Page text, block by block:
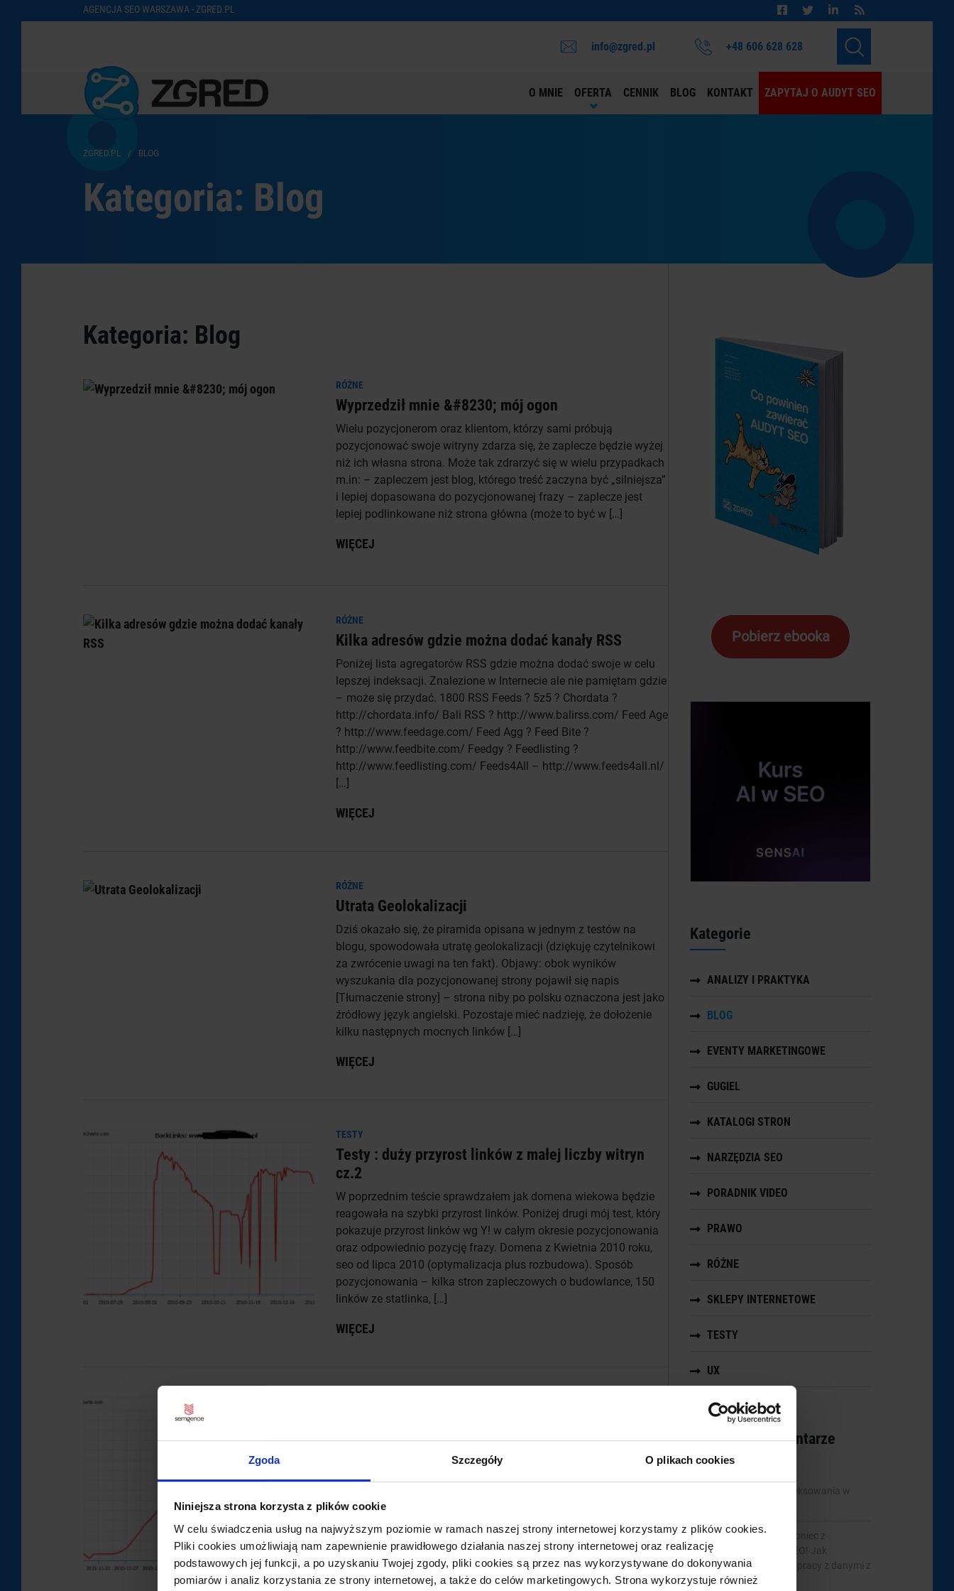
Zgoda Szczegóły O plikach cookies
Niniejsza strona korzysta z plików cookie
W celu świadczenia usług na najwyższym poziomie w ramach naszej strony internetowej korzystamy z plików cookies.
Pliki cookies umożliwiają nam zapewnienie prawidłowego działania naszej strony internetowej oraz realizację
podstawowych jej funkcji, a po uzyskaniu Twojej zgody, pliki cookies są przez nas wykorzystywane do dokonywania
pomiarów i analiz korzystania ze strony internetowej, a także do celów marketingowych. Strona wykorzystuje również
AGENCJA SEO WARSZAWA - ZGRED.PL
info@zgred.pl +48 606 628 628
O MNIE OFERTA CENNIK BLOG KONTAKT ZAPYTAJ O AUDYT SEO
ZGRED.PL / BLOG
Kategoria: Blog
Kategoria: Blog
RÓŻNE
Wyprzedził mnie &#8230; mój ogon
Wielu pozycjonerom oraz klientom, którzy sami próbują
pozycjonować swoje witryny zdarza się, że zaplecze będzie wyżej
niż ich własna strona. Może tak zdrarzyć się w wielu przypadkach
m.in: – zapleczem jest blog, którego treść zaczyna być „silniejsza”
i lepiej dopasowana do pozycjonowanej frazy – zaplecze jest
lepiej podlinkowane niż strona główna (może to być w […]
WIĘCEJ
RÓŻNE
Kilka adresów gdzie można dodać kanały RSS
Poniżej lista agregatorów RSS gdzie można dodać swoje w celu
lepszej indeksacji. Znalezione w Internecie ale nie pamiętam gdzie
– może się przydać. 1800 RSS Feeds ? 5z5 ? Chordata ?
http://chordata.info/ Bali RSS ? http://www.balirss.com/ Feed Age
? http://www.feedage.com/ Feed Agg ? Feed Bite ?
http://www.feedbite.com/ Feedgy ? Feedlisting ?
http://www.feedlisting.com/ Feeds4All – http://www.feeds4all.nl/
[…]
WIĘCEJ
RÓŻNE
Utrata Geolokalizacji
Dziś okazało się, że piramida opisana w jednym z testów na
blogu, spowodowała utratę geolokalizacji (dziękuję czytelnikowi
za zwrócenie uwagi na ten fakt). Objawy: obok wyników
wyszukania dla pozycjonowanej strony pojawił się napis
[Tłumaczenie strony] – strona niby po polsku oznaczona jest jako
źródłowy język angielski. Pozostaje mieć nadzieję, że dołożenie
kilku następnych mocnych linków […]
WIĘCEJ
TESTY
Testy : duży przyrost linków z małej liczby witryn
cz.2
W poprzednim teście sprawdzałem jak domena wiekowa będzie
reagowała na szybki przyrost linków. Poniżej drugi mój test, który
pokazuje przyrost linków wg Y! w całym okresie pozycjonowania
oraz odpowiednio pozycję frazy. Domena z Kwietnia 2010 roku,
seo od lipca 2010 (optymalizacja plus rozbudowa). Sposób
pozycjonowania – kilka stron zapleczowych o budowlance, 150
linków ze statlinka, […]
WIĘCEJ
Test polega na sprawdzeniu czy umieszczenie linków z jednym
anchorem na witrynach o dużym site będzie miał skutki
negatywne czy też pozytywne. Poniżej rysunek obrazujący
pozycjonowana zgodnie z zasadami GHS, wykupione linki
w liczbę 6 sztuk na 1xPR2, 2xPR3, 3xPR4. Wszystkie linki
tematycznie związane ze sklepem. Jak na razie awans z […]
WIĘCEJ
Pobierz ebooka
Kategorie
ANALIZY I PRAKTYKA
BLOG
EVENTY MARKETINGOWE
GUGIEL
KATALOGI STRON
NARZĘDZIA SEO
PORADNIK VIDEO
PRAWO
RÓŻNE
SKLEPY INTERNETOWE
TESTY
UX
Najnowsze komentarze
Statystyki indeksowania w
Tymoteusz Wiertelak
Koniec z
utraconymi danymi w SEO! Jak
Revamper11 pomaga w pracy z danymi z
GSC